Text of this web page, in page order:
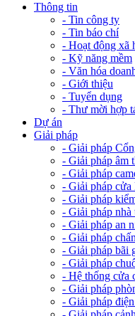
Thông tin
- Tin công ty
- Tin báo chí
- Hoạt động xã
- Kỹ năng mềm
- Văn hóa
- Giới thiệu
- Tuyển dụng
- Thư mời hợp
Dự án
Giải pháp
- Giải pháp
- Giải pháp âm
- Giải pháp
- Giải pháp
- Giải pháp
- Giải pháp nhà
- Giải pháp an
- Giải pháp
- Giải pháp bãi
- Giải pháp
- Hệ thống cửa
- Giải pháp
- Giải pháp